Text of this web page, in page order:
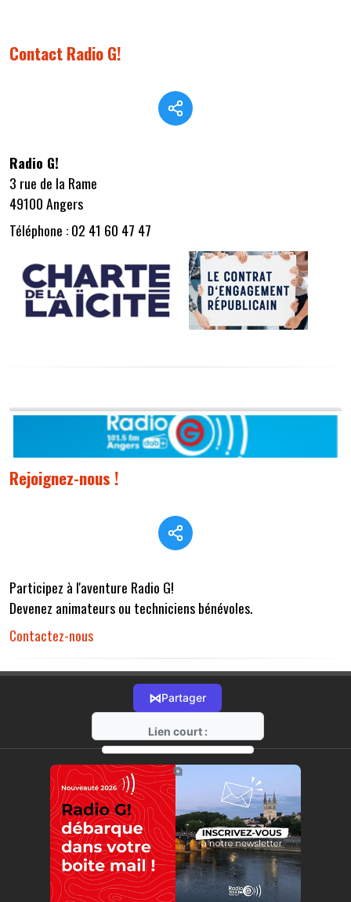
Contact Radio G!
Radio G!
3 rue de la Rame
49100 Angers
Téléphone : 02 41 60 47 47
Rejoignez-nous !
Participez à l'aventure Radio G!
Devenez animateurs ou techniciens bénévoles.
Contactez-nous
⋈Partager
Lien court :
https://radio-g.fr?r32
⧉